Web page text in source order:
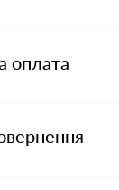
оплата